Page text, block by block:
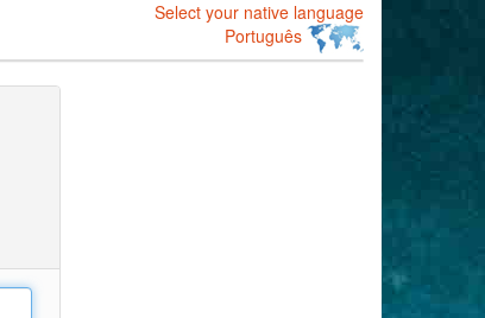
Select your native language
Português